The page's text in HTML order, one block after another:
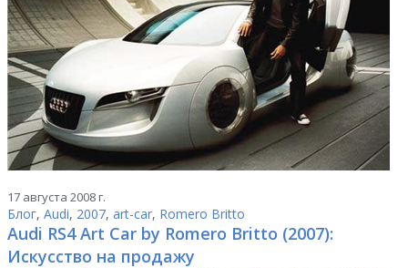
17 августа 2008 г.
Блог, Audi, 2007, art-car, Romero Britto
Audi RS4 Art Car by Romero Britto (2007):
Искусство на продажу